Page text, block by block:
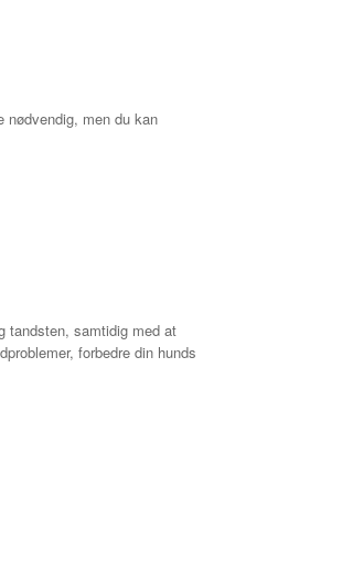
men du kan
tandsten, samtidig med at
forbedre din hunds